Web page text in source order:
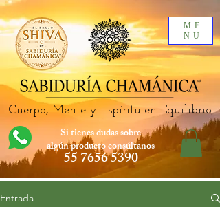
ME
NU
Cuerpo, Mente y Espíritu en Equilibrio
Si tienes dudas sobre
algún productoconsúltanos
55 7656 5390
Entrada